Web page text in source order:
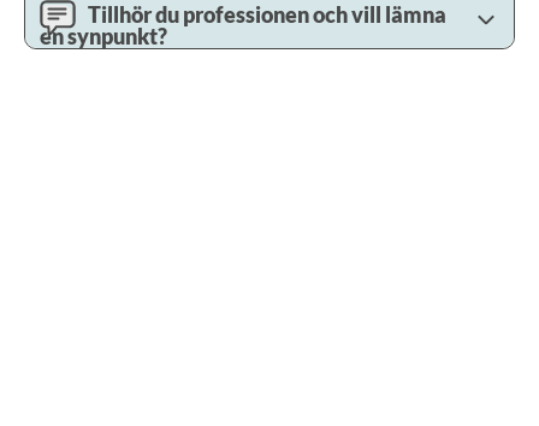
Tillhör du professionen och vill lämna
en synpunkt?